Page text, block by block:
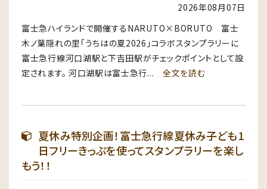
2026年08月07日
富士急ハイランドで開催するNARUTO×BORUTO 富士
木ノ葉隠れの里「うちはの夏2026」コラボスタンプラリーに
富士急行線河口湖駅と下吉田駅がチェックポイントとして設
定されます。 河口湖駅は富士急行... 全文を読む
夏休み特別企画！富士急行線夏休み子ども1
日フリーきっぷを使ってスタンプラリーを楽し
もう！！